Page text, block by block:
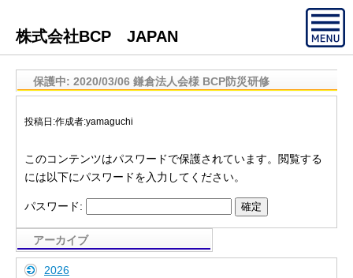
株式会社BCP JAPAN
保護中: 2020/03/06 鎌倉法人会様 BCP防災研修
投稿日:作成者:yamaguchi
このコンテンツはパスワードで保護されています。閲覧する
には以下にパスワードを入力してください。
パスワード:
アーカイブ
2026